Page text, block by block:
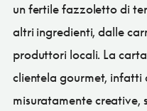
un fertile fazzoletto di
altri ingredienti, dalle
produttori locali. La
clientela gourmet, infatti
misuratamente creative,